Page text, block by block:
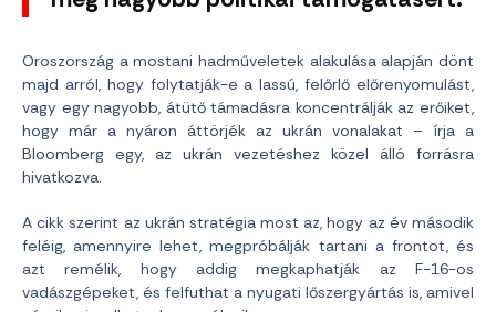
Oroszország a mostani hadműveletek alakulása alapján dönt
majd arról, hogy folytatják-e a lassú, felőrlő előrenyomulást,
vagy egy nagyobb, átütő támadásra koncentrálják az erőiket,
hogy már a nyáron áttörjék az ukrán vonalakat – írja a
Bloomberg egy, az ukrán vezetéshez közel álló forrásra
hivatkozva.
A cikk szerint az ukrán stratégia most az, hogy az év második
feléig, amennyire lehet, megpróbálják tartani a frontot, és
azt remélik, hogy addig megkaphatják az F-16-os
vadászgépeket, és felfuthat a nyugati lőszergyártás is, amivel